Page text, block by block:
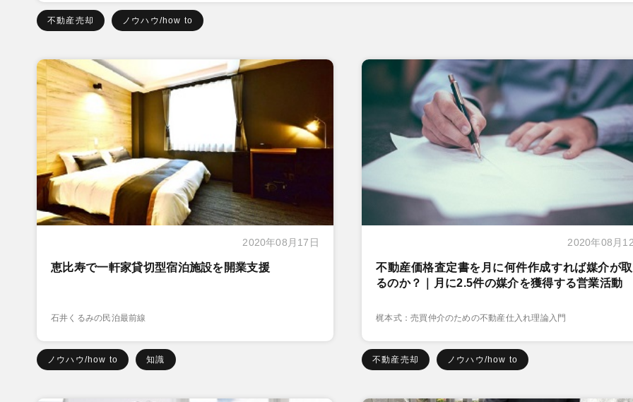
不動産売却 ノウハウ/how to
2020年08月17日
恵比寿で一軒家貸切型宿泊施設を開業支援
石井くるみの民泊最前線
ノウハウ/how to 知識
2020年08月
不動産価格査定書を月に何件作成すれば媒介が
るのか？｜月に2.5件の媒介を獲得する営業活動
梶本式：売買仲介のための不動産仕入れ理論入門
不動産売却 ノウハウ/how to